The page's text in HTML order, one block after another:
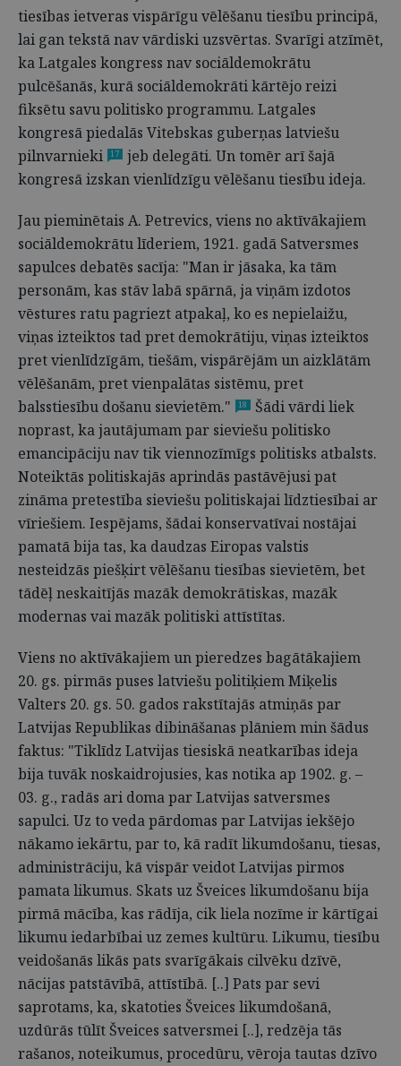
tiesības ietveras vispārīgu vēlēšanu tiesību principā,
lai gan tekstā nav vārdiski uzsvērtas. Svarīgi atzīmēt,
ka Latgales kongress nav sociāldemokrātu
pulcēšanās, kurā sociāldemokrāti kārtējo reizi
fiksētu savu politisko programmu. Latgales
kongresā piedalās Vitebskas guberņas latviešu
pilnvarnieki
17
jeb delegāti. Un tomēr arī šajā
kongresā izskan vienlīdzīgu vēlēšanu tiesību ideja.
Jau pieminētais A. Petrevics, viens no aktīvākajiem
sociāldemokrātu līderiem, 1921. gadā Satversmes
sapulces debatēs sacīja: "Man ir jāsaka, ka tām
personām, kas stāv labā spārnā, ja viņām izdotos
vēstures ratu pagriezt atpakaļ, ko es nepielaižu,
viņas izteiktos tad pret demokrātiju, viņas izteiktos
pret vienlīdzīgām, tiešām, vispārējām un aizklātām
vēlēšanām, pret vienpalātas sistēmu, pret
balsstiesību došanu sievietēm."
18
Šādi vārdi liek
noprast, ka jautājumam par sieviešu politisko
emancipāciju nav tik viennozīmīgs politisks atbalsts.
Noteiktās politiskajās aprindās pastāvējusi pat
zināma pretestība sieviešu politiskajai līdztiesībai ar
vīriešiem. Iespējams, šādai konservatīvai nostājai
pamatā bija tas, ka daudzas Eiropas valstis
nesteidzās piešķirt vēlēšanu tiesības sievietēm, bet
tādēļ neskaitījās mazāk demokrātiskas, mazāk
modernas vai mazāk politiski attīstītas.
Viens no aktīvākajiem un pieredzes bagātākajiem
20. gs. pirmās puses latviešu politiķiem Miķelis
Valters 20. gs. 50. gados rakstītajās atmiņās par
Latvijas Republikas dibināšanas plāniem min šādus
faktus: "Tiklīdz Latvijas tiesiskā neatkarības ideja
bija tuvāk noskaidrojusies, kas notika ap 1902. g. –
03. g., radās ari doma par Latvijas satversmes
sapulci. Uz to veda pārdomas par Latvijas iekšējo
nākamo iekārtu, par to, kā radīt likumdošanu, tiesas,
administrāciju, kā vispār veidot Latvijas pirmos
pamata likumus. Skats uz Šveices likumdošanu bija
pirmā mācība, kas rādīja, cik liela nozīme ir kārtīgai
likumu iedarbībai uz zemes kultūru. Likumu, tiesību
veidošanās likās pats svarīgākais cilvēku dzīvē,
nācijas patstāvībā, attīstībā. [..] Pats par sevi
saprotams, ka, skatoties Šveices likumdošanā,
uzdūrās tūlīt Šveices satversmei [..], redzēja tās
rašanos, noteikumus, procedūru, vēroja tautas dzīvo